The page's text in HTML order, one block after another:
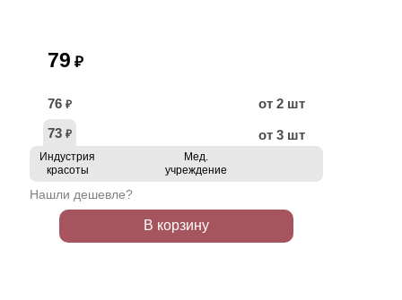
79 ₽
76 ₽
от 2 шт
73 ₽ от 3 шт
Индустрия
красоты
Мед.
учреждение
Нашли дешевле?
В корзину